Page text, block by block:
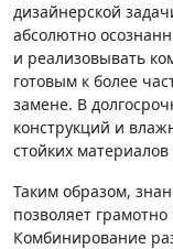
дизайнерской
абсолютно
и реализовывать
готовым к более
замене. В
конструкций и
стойких
Таким образом,
позволяет
Комбинирование